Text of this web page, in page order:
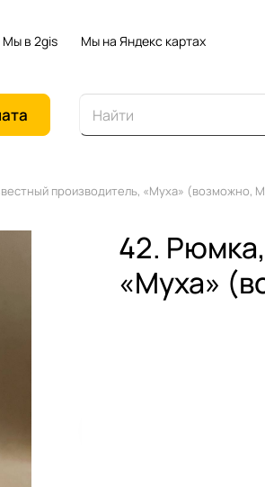
Мы в 2gis Мы на Яндекс картах
производитель, «Муха» (возможно,
42.
«Муха»